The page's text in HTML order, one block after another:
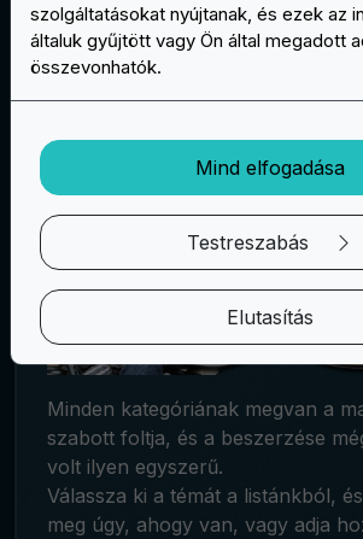
A vállfoltoktól kezdve a
foltokig, a motoros bőrdzsekid
mondja el nekünk a célját, és
Önnek vagy a motoros
Minden kategóriának megvan a
szabott foltja, és a beszerzése
volt ilyen egyszerű.
Válassza ki a témát a listánkból,
meg úgy, ahogy van, vagy adja
szolgáltatásokat nyújtanak, és ezek az
általuk gyűjtött vagy Ön által megadott
összevonhatók.
Mind elfogadása
Testreszabás
Elutasítás